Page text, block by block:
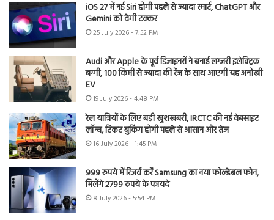
iOS 27 में नई Siri होगी पहले से ज्यादा स्मार्ट, ChatGPT और
Gemini को देगी टक्कर
25 July 2026 - 7:52 PM
Audi और Apple के पूर्व डिजाइनरों ने बनाई लग्जरी इलेक्ट्रिक
बग्गी, 100 किमी से ज्यादा की रेंज के साथ आएगी यह अनोखी
EV
19 July 2026 - 4:48 PM
रेल यात्रियों के लिए बड़ी खुशखबरी, IRCTC की नई वेबसाइट
लॉन्च, टिकट बुकिंग होगी पहले से आसान और तेज
16 July 2026 - 1:45 PM
999 रुपये में रिजर्व करें Samsung का नया फोल्डेबल फोन,
मिलेंगे 2799 रुपये के फायदे
8 July 2026 - 5:54 PM